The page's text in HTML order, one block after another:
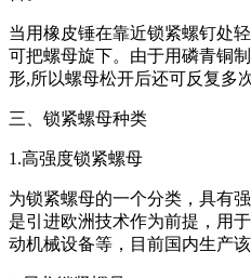
当用橡皮锤在靠近锁紧螺钉处
可把螺母旋下。由于用磷青铜
形,所以螺母松开后还可反复多
三、锁紧螺母种类
1.高强度锁紧螺母
为锁紧螺母的一个分类，具有
是引进欧洲技术作为前提，用
动机械设备等，目前国内生产